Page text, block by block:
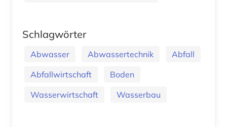
Schlagwörter
Abwasser Abwassertechnik
Abfall
Abfallwirtschaft
Boden
Wasserwirtschaft
Wasserbau